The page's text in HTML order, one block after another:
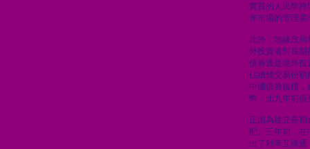
實質的人民幣跨
岸市場的管理需
此外，地緣政
外投資者對長期
債券通是境外投
佔總體交易份額
中國債券規模
幣，比九年前債
正因為建立長
配。三年前，
出了利率互換